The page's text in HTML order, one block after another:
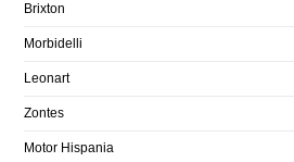
Brixton
Morbidelli
Leonart
Zontes
Motor Hispania